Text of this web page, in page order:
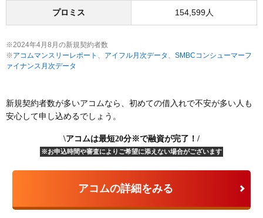
プロミス 154,599人
※2024年4月8月の新規契約者数
※アコムマンスリーレポート アイフル月次データ
SMBCコンシューマーフ
ァイナンス月次データ
新規契約者数が多いアコムなら、初めての借入れで不安が多い人も
安心して申し込めるでしょう。
\アコムは最短20分※で融資が完了！/
※お申込時間や審査によりご希望に添えない場合がございます
アコムの詳細をみる